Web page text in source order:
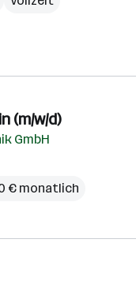
(m/w/d)
GmbH
€ monatlich